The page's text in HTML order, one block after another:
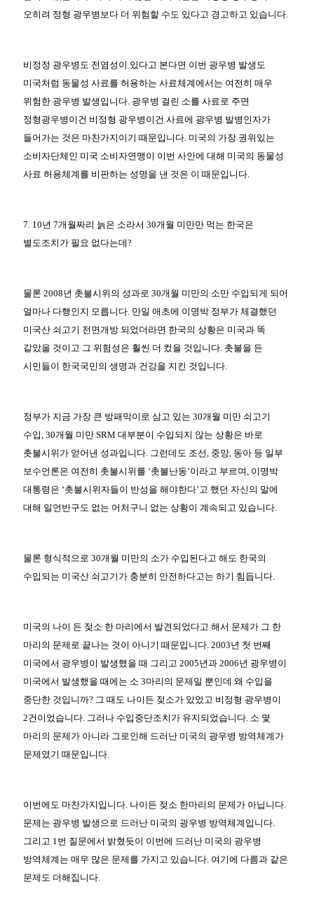
오히려 정형 광우병보다 더 위험할 수도 있다고 경고하고 있습니다.
비정정 광우병도 전염성이 있다고 본다면 이번 광우병 발생도
미국처럼 동물성 사료를 허용하는 사료체계에서는 여전히 매우
위험한 광우병 발생입니다. 광우병 걸린 소를 사료로 주면
정형광우병이건 비정형 광우병이건 사료에 광우병 발병인자가
들어가는 것은 마찬가지이기 때문입니다. 미국의 가장 권위있는
소비자단체인 미국 소비자연맹이 이번 사안에 대해 미국의 동물성
사료 허용체계를 비판하는 성명을 낸 것은 이 때문입니다.
7. 10년 7개월짜리 늙은 소라서 30개월 미만만 먹는 한국은
별도조치가 필요 없다는데?
물론 2008년 촛불시위의 성과로 30개월 미만의 소만 수입되게 되어
얼마나 다행인지 모릅니다. 만일 애초에 이명박 정부가 체결했던
미국산 쇠고기 전면개방 되었더라면 한국의 상황은 미국과 똑
같았을 것이고 그 위험성은 훨씬 더 컸을 것입니다. 촛불을 든
시민들이 한국국민의 생명과 건강을 지킨 것입니다.
정부가 지금 가장 큰 방패막이로 삼고 있는 30개월 미만 쇠고기
수입, 30개월 미만 SRM 대부분이 수입되지 않는 상황은 바로
촛불시위가 얻어낸 성과입니다. 그런데도 조선, 중앙, 동아 등 일부
보수언론은 여전히 촛불시위를 ‘촛불난동’이라고 부르며, 이명박
대통령은 ‘촛불시위자들이 반성을 해야한다’고 했던 자신의 말에
대해 일언반구도 없는 어처구니 없는 상황이 계속되고 있습니다.
물론 형식적으로 30개월 미만의 소가 수입된다고 해도 한국의
수입되는 미국산 쇠고기가 충분히 안전하다고는 하기 힘듭니다.
미국의 나이 든 젖소 한 마리에서 발견되었다고 해서 문제가 그 한
마리의 문제로 끝나는 것이 아니기 때문입니다. 2003년 첫 번째
미국에서 광우병이 발생했을 때 그리고 2005년과 2006년 광우병이
미국에서 발생했을 때에는 소 3마리의 문제일 뿐인데 왜 수입을
중단한 것입니까? 그 때도 나이든 젖소가 있었고 비정형 광우병이
2건이었습니다. 그러나 수입중단조치가 유지되었습니다. 소 몇
마리의 문제가 아니라 그로인해 드러난 미국의 광우병 방역체계가
문제였기 때문입니다.
이번에도 마찬가지입니다. 나이든 젖소 한마리의 문제가 아닙니다.
문제는 광우병 발생으로 드러난 미국의 광우병 방역체계입니다.
그리고 1번 질문에서 밝혔듯이 이번에 드러난 미국의 광우병
방역체계는 매우 많은 문제를 가지고 있습니다. 여기에 다름과 같은
문제도 더해집니다.